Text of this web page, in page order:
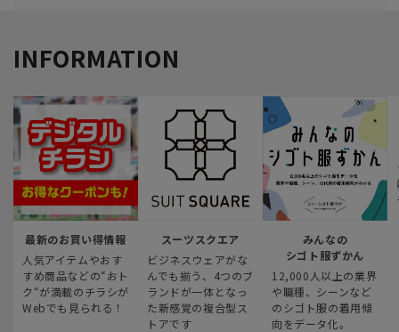
INFORMATION
最新のお買い得情報
人気アイテムやおす
すめ商品などの“おト
ク“が満載のチラシが
Webでも見られる！
スーツスクエア
ビジネスウェアがな
んでも揃う、4つのブ
ランドが一体となっ
た新感覚の複合型ス
トアです
みんなの
シゴト服ずかん
12,000人以上の業界
や職種、シーンなど
のシゴト服の着用傾
向をデータ化。